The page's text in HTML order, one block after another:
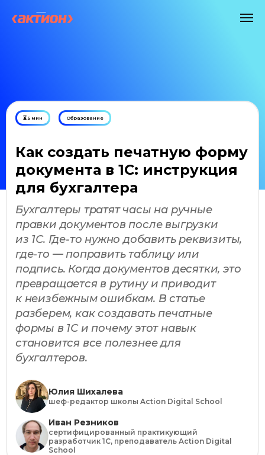
⏳ 5 мин Образование
Как создать печатную форму
документа в 1С: инструкция
для бухгалтера
Бухгалтеры тратят часы на ручные
правки документов после выгрузки
из 1С. Где-то нужно добавить реквизиты,
где-то — поправить таблицу или
подпись. Когда документов десятки, это
превращается в рутину и приводит
к неизбежным ошибкам. В статье
разберем, как создавать печатные
формы в 1С и почему этот навык
становится все полезнее для
бухгалтеров.
Юлия Шихалева
шеф-редактор школы Action Digital School
Иван Резников
сертифицированный практикующий
разработчик 1С, преподаватель Action Digital
School